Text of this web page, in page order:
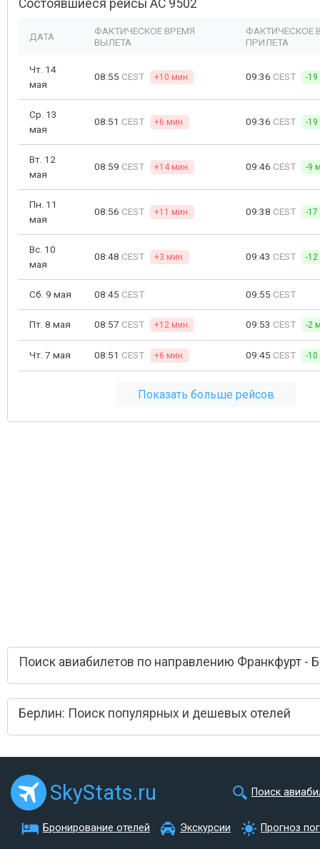
Состоявшиеся рейсы AC 9502
ДАТА
ФАКТИЧЕСКОЕ ВРЕМЯ
ВЫЛЕТА
ФАКТИЧЕСКОЕ
ПРИЛЕТА
Чт. 14
мая
08:55 CEST +10 мин. 09:36 CEST -
Ср. 13
мая
08:51 CEST +6 мин. 09:36 CEST -
Вт. 12
мая
08:59 CEST +14 мин. 09:46 CEST -9
Пн. 11
мая
08:56 CEST +11 мин. 09:38 CEST -
Вс. 10
мая
08:48 CEST +3 мин. 09:43 CEST -
Сб. 9 мая 08:45 CEST 09:55 CEST
Пт. 8 мая 08:57 CEST +12 мин. 09:53 CEST -2
Чт. 7 мая 08:51 CEST +6 мин. 09:45 CEST -
Показать больше рейсов
Поиск авиабилетов по направлению Франкфурт -
Берлин: Поиск популярных и дешевых отелей
SkyStats.ru Поиск
Бронирование отелей Экскурсии Прогноз